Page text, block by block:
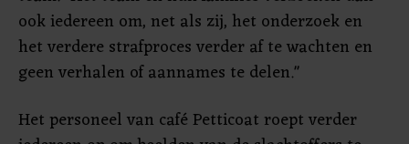
ook iedereen om, net als zij, het onderzoek en
het verdere strafproces verder af te wachten en
geen verhalen of aannames te delen."
Het personeel van café Petticoat roept verder